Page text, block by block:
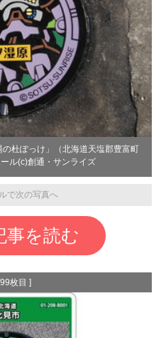
杜ぽっけ」（北海道天塩郡豊富町
ル(c)創通・サンライズ
で次の写真へ
事を読む
枚目 ]